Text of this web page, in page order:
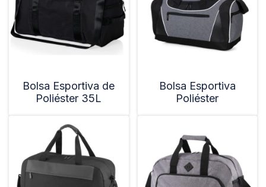
Bolsa Esportiva de
Poliéster 35L
Bolsa Esportiva
Poliéster